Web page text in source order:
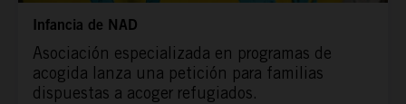
Infancia de NAD
Asociación especializada en programas de
acogida lanza una petición para familias
dispuestas a acoger refugiados.